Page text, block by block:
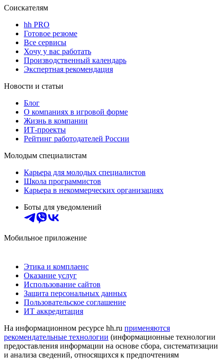
Соискателям
hh PRO
Готовое резюме
Все сервисы
Хочу у вас работать
Производственный календарь
Экспертная рекомендация
Новости и статьи
Блог
О компаниях в игровой форме
Жизнь в компании
ИТ-проекты
Рейтинг работодателей России
Молодым специалистам
Карьера для молодых специалистов
Школа программистов
Карьера в некоммерческих организациях
Боты для уведомлений
Мобильное приложение
Этика и комплаенс
Оказание услуг
Использование сайтов
Защита персональных данных
Пользовательское соглашение
ИТ аккредитация
На информационном ресурсе hh.ru применяются
рекомендательные технологии (информационные технологии
предоставления информации на основе сбора, систематизации
и анализа сведений, относящихся к предпочтениям